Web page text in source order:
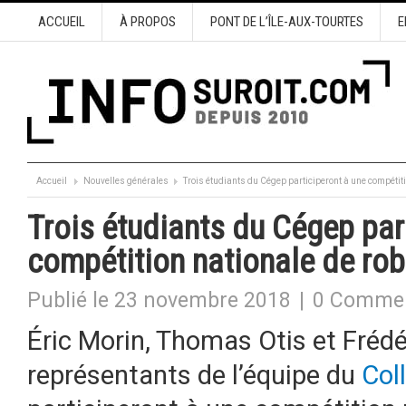
ACCUEIL À PROPOS PONT DE L’ÎLE-AUX-TOURTES
Accueil Nouvelles générales Trois étudiants du Cégep participeront à une
Trois étudiants du Cégep
compétition nationale de
Publié le 23 novembre 2018 0
Éric Morin, Thomas Otis et
représentants de l’équipe du